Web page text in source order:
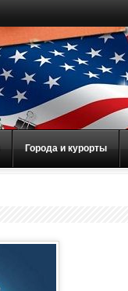
Города и курорты